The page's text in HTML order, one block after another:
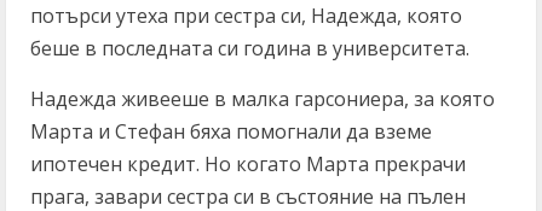
потърси утеха при сестра си, Надежда, която
беше в последната си година в университета.
Надежда живееше в малка гарсониера, за която
Марта и Стефан бяха помогнали да вземе
ипотечен кредит. Но когато Марта прекрачи
прага, завари сестра си в състояние на пълен